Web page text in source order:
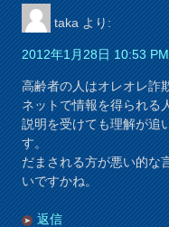
taka より:
2012年1月28日 10:53 PM
高齢者の人はオレオレ詐
ネットで情報を得られる
説明を受けても理解が追
す。
だまされる方が悪い的な
いですかね。
返信